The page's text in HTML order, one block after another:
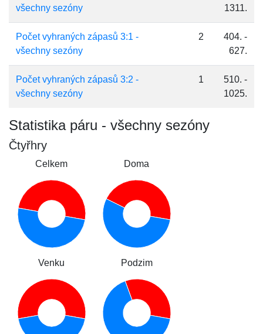
všechny sezóny
1311.
Počet vyhraných zápasů 3:1 -
všechny sezóny
2
404. -
627.
Počet vyhraných zápasů 3:2 -
všechny sezóny
1
510. -
1025.
Statistika páru - všechny sezóny
Čtyřhry
Celkem Doma
Venku Podzim